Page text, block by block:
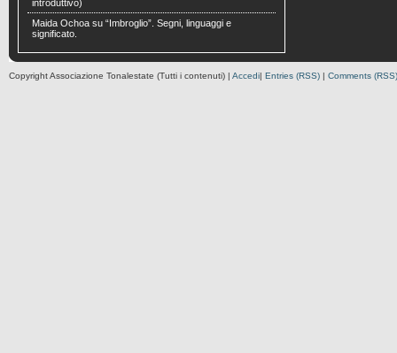
introduttivo)
Maida Ochoa su “Imbroglio”. Segni, linguaggi e
significato.
Copyright Associazione Tonalestate (Tutti i contenuti) | Accedi| Entries (RSS) | Comments (RSS)